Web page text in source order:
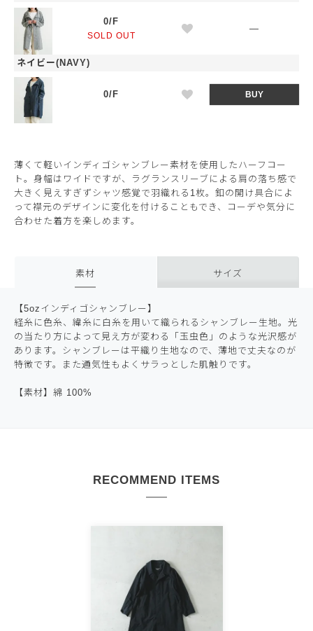
0/F
SOLD OUT
—
ネイビー(NAVY)
0/F BUY
薄くて軽いインディゴシャンブレー素材を使用したハーフコー
ト。身幅はワイドですが、ラグランスリーブによる肩の落ち感で
大きく見えすぎずシャツ感覚で羽織れる1枚。釦の開け具合によ
って襟元のデザインに変化を付けることもでき、コーデや気分に
合わせた着方を楽しめます。
素材 サイズ
【5ozインディゴシャンブレー】
経糸に色糸、緯糸に白糸を用いて織られるシャンブレー生地。光
の当たり方によって見え方が変わる「玉虫色」のような光沢感が
あります。シャンブレーは平織り生地なので、薄地で丈夫なのが
特徴です。また通気性もよくサラっとした肌触りです。
【素材】綿 100%
RECOMMEND ITEMS